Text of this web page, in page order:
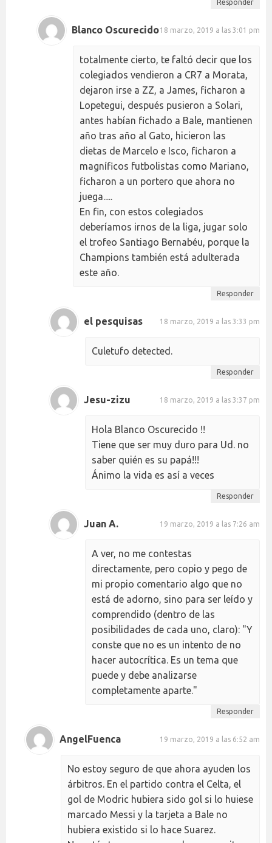
Responder
Blanco Oscurecido18 marzo, 2019 a las 3:01 pm
totalmente cierto, te faltó decir que los
colegiados vendieron a CR7 a Morata,
dejaron irse a ZZ, a James, ficharon a
Lopetegui, después pusieron a Solari,
antes habían fichado a Bale, mantienen
año tras año al Gato, hicieron las
dietas de Marcelo e Isco, ficharon a
magníficos futbolistas como Mariano,
ficharon a un portero que ahora no
juega.....
En fin, con estos colegiados
deberíamos irnos de la liga, jugar solo
el trofeo Santiago Bernabéu, porque la
Champions también está adulterada
este año.
Responder
el pesquisas 18 marzo, 2019 a las 3:33 pm
Culetufo detected.
Responder
Jesu-zizu 18 marzo, 2019 a las 3:37 pm
Hola Blanco Oscurecido !!
Tiene que ser muy duro para Ud. no
saber quién es su papá!!!
Ánimo la vida es así a veces
Responder
Juan A. 19 marzo, 2019 a las 7:26 am
A ver, no me contestas
directamente, pero copio y pego de
mi propio comentario algo que no
está de adorno, sino para ser leído y
comprendido (dentro de las
posibilidades de cada uno, claro): "Y
conste que no es un intento de no
hacer autocrítica. Es un tema que
puede y debe analizarse
completamente aparte."
Responder
AngelFuenca 19 marzo, 2019 a las 6:52 am
No estoy seguro de que ahora ayuden los
árbitros. En el partido contra el Celta, el
gol de Modric hubiera sido gol si lo huiese
marcado Messi y la tarjeta a Bale no
hubiera existido si lo hace Suarez.